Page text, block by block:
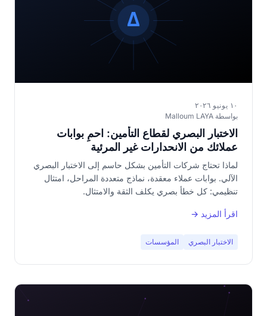
١٠ يونيو ٢٠٢٦
بواسطة Malloum LAYA
الاختبار البصري لقطاع التأمين: احمِ بوابات
عملائك من الانحدارات غير المرئية
لماذا تحتاج شركات التأمين بشكل حاسم إلى الاختبار البصري
الآلي. بوابات عملاء معقدة، نماذج متعددة المراحل، امتثال
تنظيمي: كل خطأ بصري يكلف الثقة والامتثال.
اقرأ المزيد →
الاختبار البصري المؤسسات